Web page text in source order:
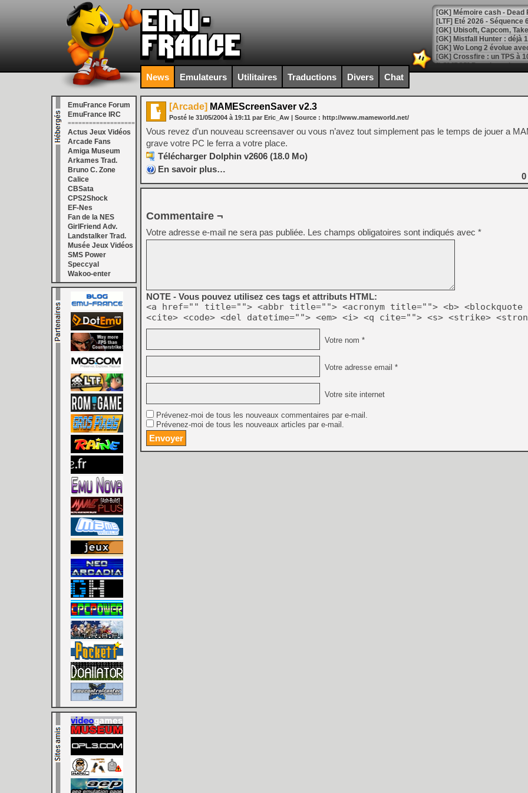
[LTF] Eté 2026 - Séquence
[GK] Mistfall Hunter : déjà
[GK] Wo Long 2 évolue
[GK] Crossfire : un TPS à
[LS] [PS5] Premiers
[Mo5] DOOM arrive en
[GK] Bethesda fête les 30
[GK] Roblox : l'action en
[GK] Agenda - GeForce
[GK] Devolver Digital en a
[LS] [PS5] ps5-y2jb-
[GK] Pourquoi Marvel
[GK] Test : Restory : Chill
[GK] GTA 6 : Rockstar
[GK] Hot Wheels Infinite
[GK] Mémoire cash -
[GK] Résultats Nintendo :
[GK] Déjà des
[Mo5] Brickboy cherche à
[GK] Minecraft et ses «
[GK] Beast of
[GK] Ubisoft : fin de partie
[GK] Mémoire cash -
[GK] Dan Houser (GTA)
[GK] Comment EA Sports
[GK] Crimson Moon : un
[GK] Isle of Reveries : le
[GK] Moonlighter 2 : The
[GK] Capcom relance
[GK] Guillermo del Toro
News Emulateurs Utilitaires Traductions Divers Chat
EmuFrance Forum
EmuFrance IRC
===================
Actus Jeux Vidéos
Arcade Fans
Amiga Museum
Arkames Trad.
Bruno C. Zone
Calice
CBSata
CPS2Shock
EF-Nes
Fan de la NES
GirlFriend Adv.
Landstalker Trad.
Musée Jeux Vidéos
SMS Power
Speccyal
Wakoo-enter
[Arcade] MAMEScreenSaver v2.3
Posté le 31/05/2004 à 19:11 par Eric_Aw | Source : http://www.mameworld.net/
Vous revez d’un nouveau screensaver ou vous n’avez tout simplement pas le temps de jouer a
grave votre PC le ferra a votre place.
Télécharger Dolphin v2606 (18.0 Mo)
En savoir plus…
0
Commentaire ¬
Votre adresse e-mail ne sera pas publiée. Les champs obligatoires sont indiqués avec *
NOTE - Vous pouvez utilisez ces tags et attributs HTML:
<a href="" title=""> <abbr title=""> <acronym title=""> <b> <blockquote
<cite> <code> <del datetime=""> <em> <i> <q cite=""> <s> <strike>
Votre nom *
Votre adresse email *
Votre site internet
Prévenez-moi de tous les nouveaux commentaires par e-mail.
Prévenez-moi de tous les nouveaux articles par e-mail.